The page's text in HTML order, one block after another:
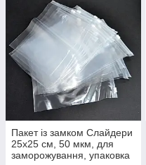
Пакет із замком Слайдери
25х25 см, 50 мкм, для
заморожування, упаковка